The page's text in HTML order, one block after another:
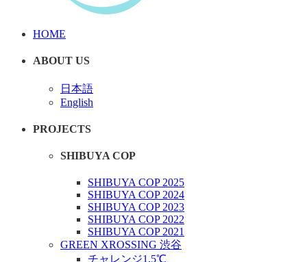
HOME
ABOUT US
日本語
English
PROJECTS
SHIBUYA COP
SHIBUYA COP 2025
SHIBUYA COP 2024
SHIBUYA COP 2023
SHIBUYA COP 2022
SHIBUYA COP 2021
GREEN XROSSING 渋谷
チャレンジ1.5℃